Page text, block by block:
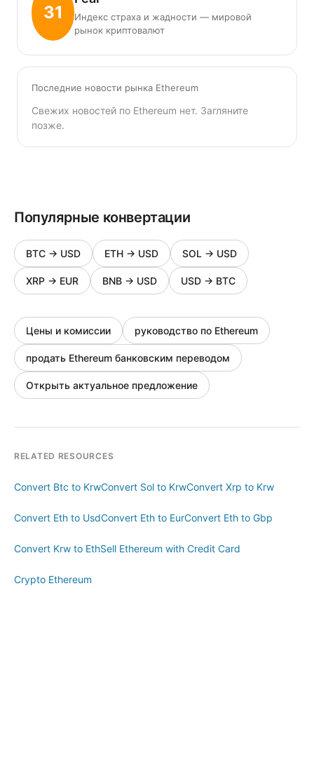
31
Индекс страха и жадности — мировой
рынок криптовалют
Последние новости рынка Ethereum
Свежих новостей по Ethereum нет. Загляните
позже.
Популярные конвертации
BTC → USD ETH → USD SOL → USD
XRP → EUR BNB → USD USD → BTC
Цены и комиссии руководство по Ethereum
продать Ethereum банковским переводом
Открыть актуальное предложение
RELATED RESOURCES
Convert Btc to KrwConvert Sol to KrwConvert Xrp to Krw
Convert Eth to UsdConvert Eth to EurConvert Eth to Gbp
Convert Krw to EthSell Ethereum with Credit Card
Crypto Ethereum